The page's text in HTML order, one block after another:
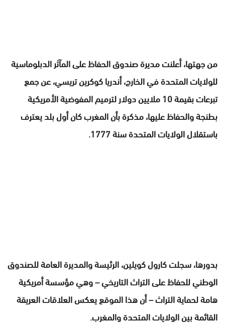
من جهتها، أعلنت مديرة صندوق الحفاظ على المآثر الدبلوماسية
للولايات المتحدة في الخارج، أندريا كوكرين تريسي، عن جمع
تبرعات بقيمة 10 ملايين دولار لترميم المفوضية الأمريكية
بطنجة والحفاظ عليها، مذكرة بأن المغرب كان أول بلد يعترف
باستقلال الولايات المتحدة سنة 1777.
بدورها، سجلت كارول كويلين، الرئيسة والمديرة العامة للصندوق
الوطني للحفاظ على التراث التاريخي – وهي مؤسسة أمريكية
هامة لحماية التراث – أن هذا الموقع يعكس العلاقات العريقة
القائمة بين الولايات المتحدة والمغرب.